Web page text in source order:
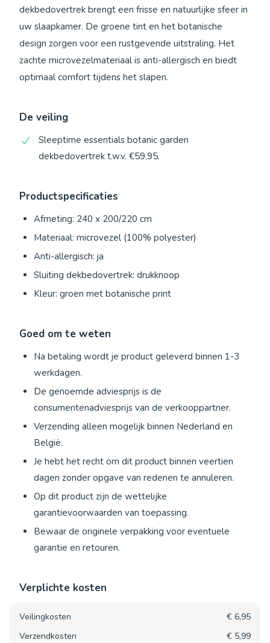
dekbedovertrek brengt een frisse en natuurlijke sfeer in
uw slaapkamer. De groene tint en het botanische
design zorgen voor een rustgevende uitstraling. Het
zachte microvezelmateriaal is anti-allergisch en biedt
optimaal comfort tijdens het slapen.
De veiling
Sleeptime essentials botanic garden
dekbedovertrek t.w.v. €59,95.
Productspecificaties
Afmeting: 240 x 200/220 cm
Materiaal: microvezel (100% polyester)
Anti-allergisch: ja
Sluiting dekbedovertrek: drukknoop
Kleur: groen met botanische print
Goed om te weten
Na betaling wordt je product geleverd binnen 1-3
werkdagen.
De genoemde adviesprijs is de
consumentenadviesprijs van de verkooppartner.
Verzending alleen mogelijk binnen Nederland en
België.
Je hebt het recht om dit product binnen veertien
dagen zonder opgave van redenen te annuleren.
Op dit product zijn de wettelijke
garantievoorwaarden van toepassing.
Bewaar de originele verpakking voor eventuele
garantie en retouren.
Verplichte kosten
Veilingkosten
€ 6,95
Verzendkosten
€ 5,99